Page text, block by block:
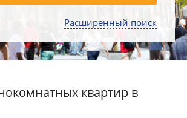
Расширенный поиск
квартир в